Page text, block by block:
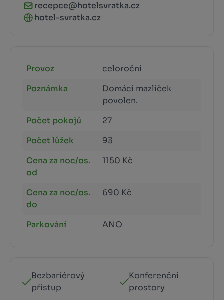
recepce@hotelsvratka.cz
hotel-svratka.cz
Provoz
celoroční
Poznámka
Domácí mazlíček
povolen.
Počet pokojů
27
Počet lůžek
93
Cena za noc/os.
od
1150 Kč
Cena za noc/os.
do
690 Kč
Parkování ANO
Bezbariérový
přístup
Konferenční
prostory